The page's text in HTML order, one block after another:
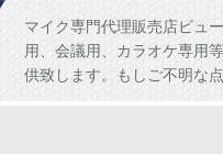
マイク専門代理販売店ビュ
用、会議用、カラオケ専用
供致します。もしご不明な